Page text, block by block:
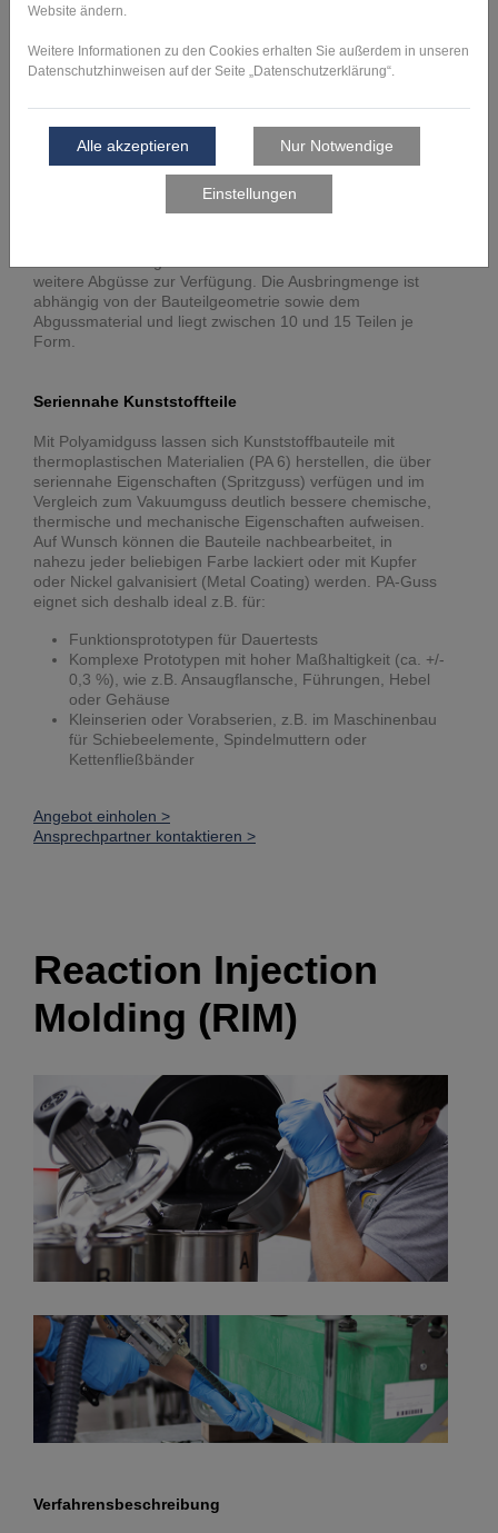
Anguss und Steigern in einem Rahmen fixiert.
ausgegossen. Nach dem Aushärten des Silikons wird die
Silikonform entlang der festgelegten Formtrennung mit
Monomer mit additiven und katalytischen Komponenten
vermieden. Nach dem Gießen kommt die Form zum
weitere Abgüsse zur Verfügung. Die Ausbringmenge ist
abhängig von der Bauteilgeometrie sowie dem
Abgussmaterial und liegt zwischen 10 und 15 Teilen je
Form.
Seriennahe Kunststoffteile
Mit Polyamidguss lassen sich Kunststoffbauteile mit
thermoplastischen Materialien (PA 6) herstellen, die über
seriennahe Eigenschaften (Spritzguss) verfügen und im
Vergleich zum Vakuumguss deutlich bessere chemische,
thermische und mechanische Eigenschaften aufweisen.
Auf Wunsch können die Bauteile nachbearbeitet, in
nahezu jeder beliebigen Farbe lackiert oder mit Kupfer
oder Nickel galvanisiert (Metal Coating) werden. PA-Guss
eignet sich deshalb ideal z.B. für:
Funktionsprototypen für Dauertests
Komplexe Prototypen mit hoher Maßhaltigkeit (ca. +/-
0,3 %), wie z.B. Ansaugflansche, Führungen, Hebel
oder Gehäuse
Kleinserien oder Vorabserien, z.B. im Maschinenbau
für Schiebeelemente, Spindelmuttern oder
Kettenfließbänder
Angebot einholen >
Ansprechpartner kontaktieren >
Reaction Injection
Molding (RIM)
Verfahrensbeschreibung